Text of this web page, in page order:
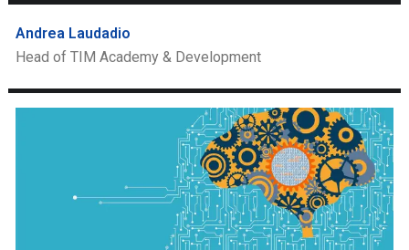
Andrea Laudadio
Head of TIM Academy & Development